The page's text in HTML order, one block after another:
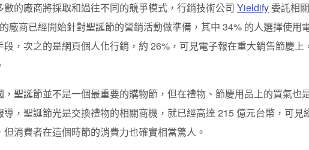
的廠商將採取和過往不同的競爭模式，行銷技術公司 Yieldify委託相
廠商已經開始針對聖誕節的營銷活動做準備，其中 34% 的人選擇使用
段，次之的是網頁個人化行銷，約 26%，可見電子報在重大銷售節慶上
，聖誕節並不是一個最重要的購物節，但在禮物、節慶用品上的買氣也
導，聖誕節光是交換禮物的相關商機，就已經高達 215 億元台幣，可見
消費者在這個時節的消費力也確實相當驚人。